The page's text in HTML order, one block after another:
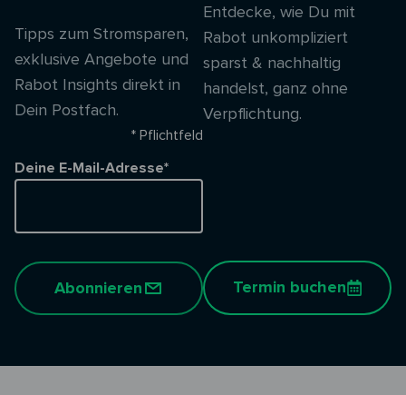
Tipps zum Stromsparen,
exklusive Angebote und
Rabot Insights direkt in
Dein Postfach.
* Pflichtfeld
Deine E-Mail-Adresse*
Abonnieren
Entdecke, wie Du mit
Rabot unkompliziert
sparst & nachhaltig
handelst, ganz ohne
Verpflichtung.
Termin buchen